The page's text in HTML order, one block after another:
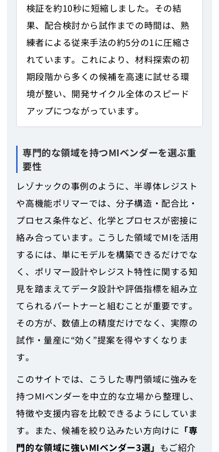
検証を約10秒に短縮しました。その結
果、配合検討から試作までの時間は、熟
練者による従来手法の約5分の1に圧縮さ
れています。これにより、材料探索の初
期段階から多くの候補を高速に試せる環
境が整い、開発サイクル全体のスピード
アップにつながっています。
専門的な領域を持つMIベンダーを選ぶ重
要性
レゾナックの事例のように、半導体レジスト
や高機能ポリマーでは、分子構造・配合比・
プロセス条件など、化学とプロセスが密接に
絡み合っています。こうした領域でMIを活用
するには、単にモデルを構築できるだけでな
く、ポリマー設計やレジスト特性に関する知
見を踏まえてデータ設計や評価指標を組み立
てられるパートナーと組むことが重要です。
その方が、数値上の精度だけでなく、実際の
試作・量産に“効く”提案を得やすくなりま
す。
このサイトでは、こうした専門領域に強みを
持つMIベンダーを中立的な立場から整理し、
特徴や支援内容を比較できるようにしていま
す。また、候補を絞り込みたい方向けに 「専
門的な領域に強いMIベンダー3選」 もご紹介